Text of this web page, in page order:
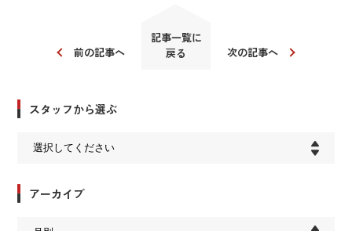
前の記事へ
記事一覧に
戻る
次の記事へ
スタッフから選ぶ
アーカイブ